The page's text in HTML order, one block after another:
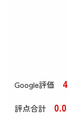
Google評価 4
評点合計 0.0